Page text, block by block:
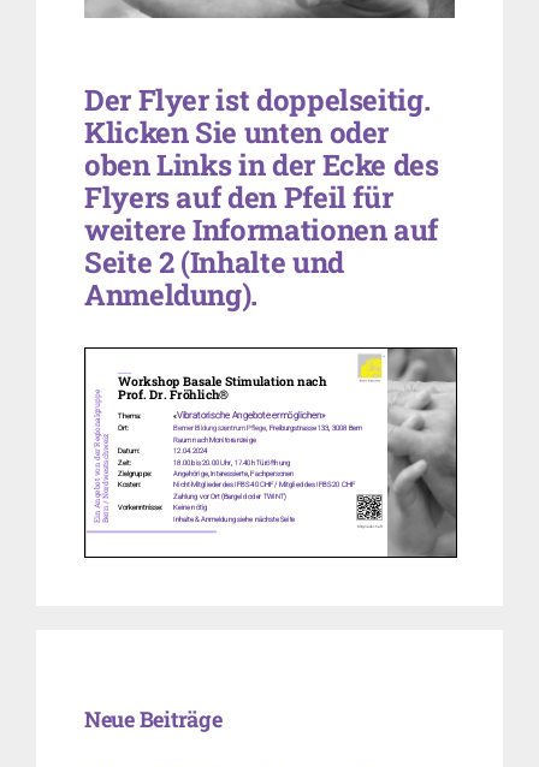
Der Flyer ist doppelseitig.
Klicken Sie unten oder
oben Links in der Ecke des
Flyers auf den Pfeil für
weitere Informationen auf
Seite 2 (Inhalte und
Anmeldung).
Neue Beiträge